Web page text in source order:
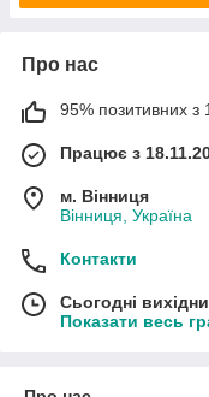
Про нас
95% позитивних з
Працює з
м. Вінниця
Вінниця, Україна
Контакти
Сьогодні
Показати весь